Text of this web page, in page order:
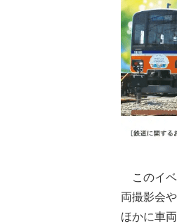
このイベ
両撮影会
ほかに車